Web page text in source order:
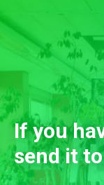
If you
send it